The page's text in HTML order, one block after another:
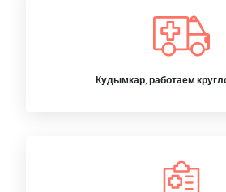
Кудымкар, работаем